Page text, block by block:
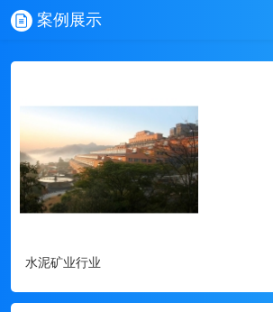
案例展示
水泥矿业行业